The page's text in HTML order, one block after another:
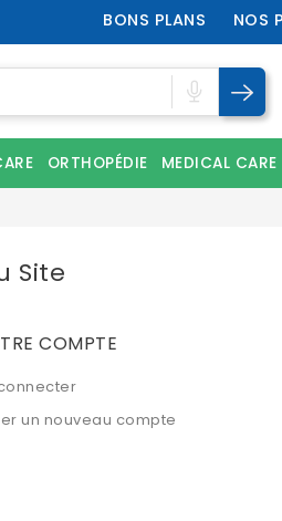
BONS PLANS NOS
ORTHOPÉDIE MEDICAL CARE
Site
COMPTE
un nouveau compte